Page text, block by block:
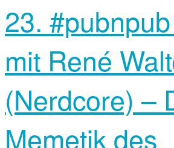
23.
mit René
(Nerdcore) –
Memetik des